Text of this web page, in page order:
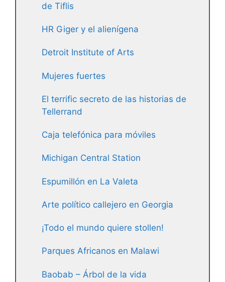
de Tiflis
HR Giger y el alienígena
Detroit Institute of Arts
Mujeres fuertes
El terrific secreto de las historias de
Tellerrand
Caja telefónica para móviles
Michigan Central Station
Espumillón en La Valeta
Arte político callejero en Georgia
¡Todo el mundo quiere stollen!
Parques Africanos en Malawi
Baobab – Árbol de la vida